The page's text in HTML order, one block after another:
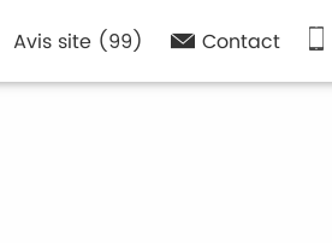
Avis site (99) Contact